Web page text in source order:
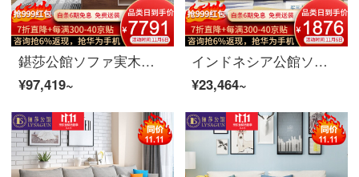
鍖莎公館ソファ実木ソファ北欧布芸ソファー現代简约客間回転角度ソファセット逸品家具1+2+貴妃+茶何テレビキャビネットコンサルティングサービス備考色
¥97,419~
インドネシア公館ソファ北欧ソファ木布芸ソファセット現代簡単リビングルームのソファ家具3人のホワイト/ダークグレー(カスタムカラー)
¥23,464~